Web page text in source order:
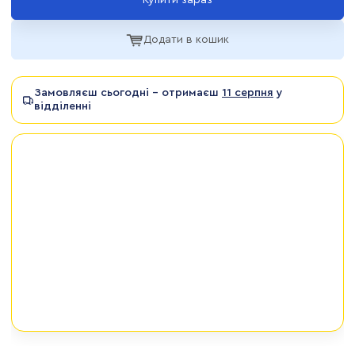
Додати в кошик
Замовляєш сьогодні - отримаєш 11 серпня у
відділенні